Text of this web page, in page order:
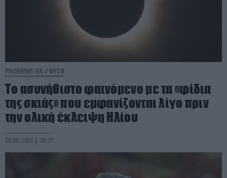
PRONEWS.GR / ΦΥΣΗ
Το ασυνήθιστο φαινόμενο με τα «φίδια
της σκιάς» που εμφανίζονται λίγο πριν
την ολική έκλειψη Ηλίου
08.08.2026 | 20:21